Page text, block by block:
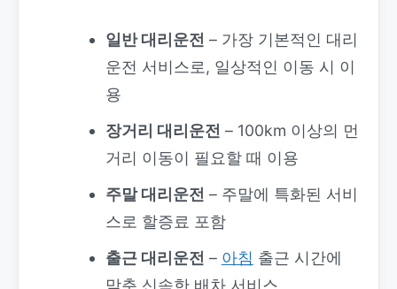
일반 대리운전 – 가장 기본적인 대리
운전 서비스로, 일상적인 이동 시 이
용
장거리 대리운전 – 100km 이상의 먼
거리 이동이 필요할 때 이용
주말 대리운전 – 주말에 특화된 서비
스로 할증료 포함
출근 대리운전 – 아침 출근 시간에
맞춘 신속한 배차 서비스